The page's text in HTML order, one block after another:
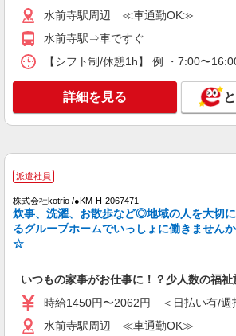
水前寺駅周辺 ≪車通
派遣社員
株式会社kotrio /●KM-H-2011907
時給1450円〜2062円
キープ
派遣社員
株式会社kotrio /●KM-H-2068629
熊本市中央区のデイサー
ゼロで趣味も満喫
時給1450円〜2062円
水前寺駅周辺 ≪車通勤OK≫
水前寺駅⇒車ですぐ
【シフト制/休憩1h】 例 ・7:00〜
詳細を見る
派遣社員
株式会社kotrio /●KM-H-2067471
炊事、洗濯、お散歩など◎地域の人を大切
るグループホームでいっしょに働きませんか
☆
いつもの家事がお仕事に！？少人数の福祉
時給1450円〜2062円 ＜日払い有/週
水前寺駅周辺 ≪車通勤OK≫